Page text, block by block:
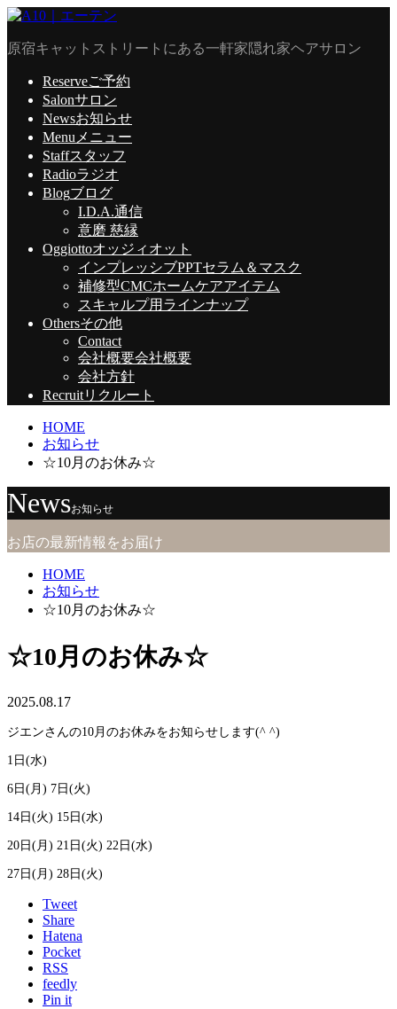
原宿キャットストリートにある一軒家隠れ家ヘアサロン
Reserveご予約
Salonサロン
Newsお知らせ
Menu メニュー
Staffスタッフ
Radioラジオ
Blogブログ
I.D.A.通信
意磨 慈縁
Oggiottoオッジィオット
インプレッシブPPTセラム＆マスク
補修型CMCホームケアアイテム
スキャルプ用ラインナップ
Othersその他
Contact
会社概要会社概要
会社方針
Recruitリクルート
HOME
お知らせ
☆10月のお休み☆
Newsお知らせ
お店の最新情報をお届け
HOME
お知らせ
☆10月のお休み☆
☆10月のお休み☆
2025.08.17
ジエンさんの10月のお休みをお知らせします(^ ^)
1日(水)
6日(月) 7日(火)
14日(火) 15日(水)
20日(月) 21日(火) 22日(水)
27日(月) 28日(火)
Tweet
Share
Hatena
Pocket
RSS
feedly
Pin it